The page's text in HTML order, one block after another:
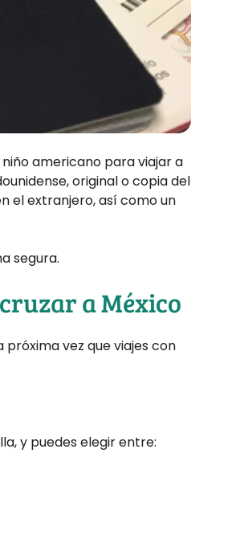
americano para viajar a
original o copia del
el extranjero, así como un
segura.
a México
vez que viajes con
y puedes elegir entre: